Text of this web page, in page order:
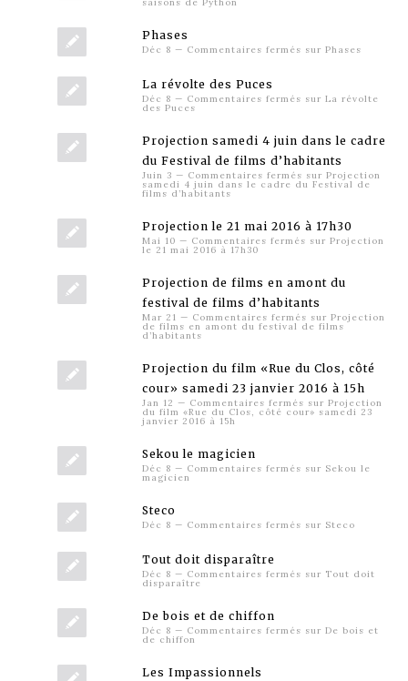
Phases
Déc 8 — Commentaires fermés sur Phases
La révolte des Puces
Déc 8 — Commentaires fermés sur La révolte
des Puces
Projection samedi 4 juin dans le cadre
du Festival de films d’habitants
Juin 3 — Commentaires fermés sur Projection
samedi 4 juin dans le cadre du Festival de
films d’habitants
Projection le 21 mai 2016 à 17h30
Mai 10 — Commentaires fermés sur Projection
le 21 mai 2016 à 17h30
Projection de films en amont du
festival de films d’habitants
Mar 21 — Commentaires fermés sur Projection
de films en amont du festival de films
d’habitants
Projection du film «Rue du Clos, côté
cour» samedi 23 janvier 2016 à 15h
Jan 12 — Commentaires fermés sur Projection
du film «Rue du Clos, côté cour» samedi 23
janvier 2016 à 15h
Sekou le magicien
Déc 8 — Commentaires fermés sur Sekou le
magicien
Steco
Déc 8 — Commentaires fermés sur Steco
Tout doit disparaître
Déc 8 — Commentaires fermés sur Tout doit
disparaître
De bois et de chiffon
Déc 8 — Commentaires fermés sur De bois et
de chiffon
Les Impassionnels